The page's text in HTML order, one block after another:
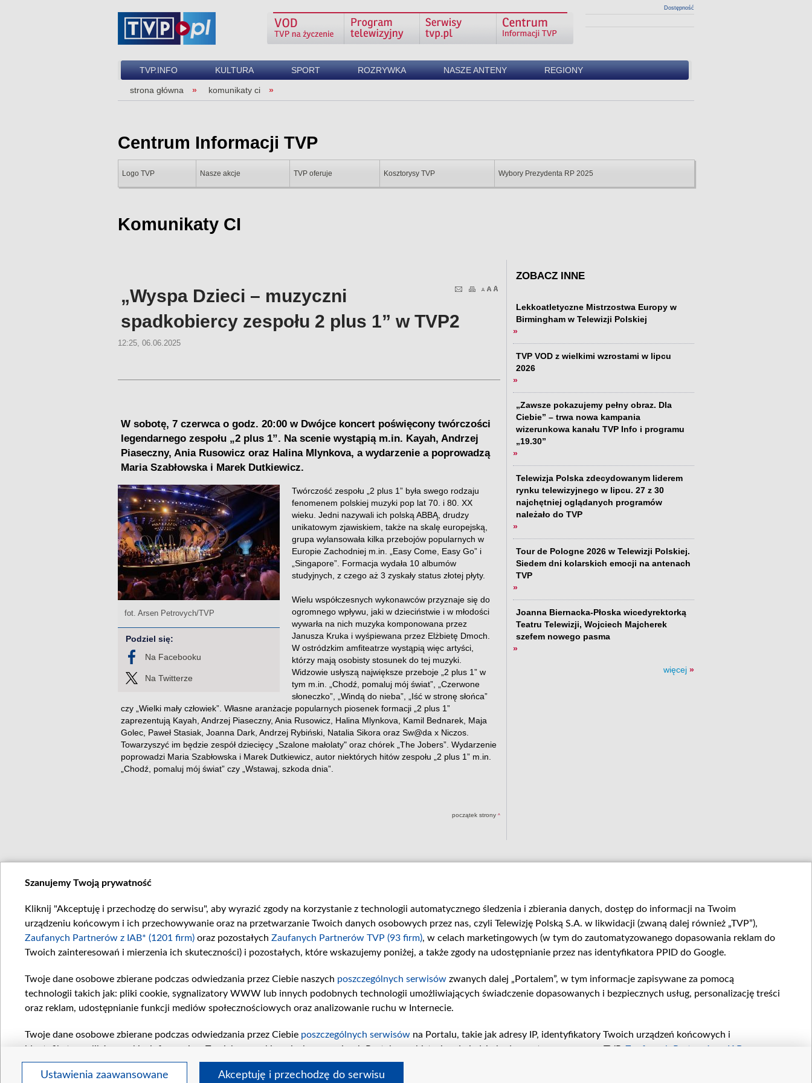
Dostępność
TVP.INFO KULTURA SPORT ROZRYWKA NASZE ANTENY REGIONY
strona główna komunikaty ci
Centrum Informacji TVP
Logo TVP Nasze akcje TVP oferuje Kosztorysy TVP Wybory Prezydenta RP 2025
Komunikaty CI
„Wyspa Dzieci – muzyczni
spadkobiercy zespołu 2 plus 1” w TVP2
12:25, 06.06.2025
W sobotę, 7 czerwca o godz. 20:00 w Dwójce koncert poświęcony twórczości
legendarnego zespołu „2 plus 1”. Na scenie wystąpią m.in. Kayah, Andrzej
Piaseczny, Ania Rusowicz oraz Halina Mlynkova, a wydarzenie a poprowadzą
Maria Szabłowska i Marek Dutkiewicz.
fot. Arsen Petrovych/TVP
Podziel się:
Na Facebooku
Na Twitterze
Twórczość zespołu „2 plus 1” była swego rodzaju
fenomenem polskiej muzyki pop lat 70. i 80. XX
wieku. Jedni nazywali ich polską ABBĄ, drudzy
unikatowym zjawiskiem, także na skalę europejską,
grupa wylansowała kilka przebojów popularnych w
Europie Zachodniej m.in. „Easy Come, Easy Go” i
„Singapore”. Formacja wydała 10 albumów
studyjnych, z czego aż 3 zyskały status złotej płyty.
Wielu współczesnych wykonawców przyznaje się do
ogromnego wpływu, jaki w dzieciństwie i w młodości
wywarła na nich muzyka komponowana przez
Janusza Kruka i wyśpiewana przez Elżbietę Dmoch.
W ostródzkim amfiteatrze wystąpią więc artyści,
którzy mają osobisty stosunek do tej muzyki.
Widzowie usłyszą największe przeboje „2 plus 1” w
tym m.in. „Chodź, pomaluj mój świat”, „Czerwone
słoneczko”, „Windą do nieba”, „Iść w stronę słońca”
czy „Wielki mały człowiek”. Własne aranżacje popularnych piosenek formacji „2 plus 1”
zaprezentują Kayah, Andrzej Piaseczny, Ania Rusowicz, Halina Mlynkova, Kamil Bednarek, Maja
Golec, Paweł Stasiak, Joanna Dark, Andrzej Rybiński, Natalia Sikora oraz Sw@da x Niczos.
Towarzyszyć im będzie zespół dziecięcy „Szalone małolaty" oraz chórek „The Jobers”. Wydarzenie
poprowadzi Maria Szabłowska i Marek Dutkiewicz, autor niektórych hitów zespołu „2 plus 1” m.in.
„Chodź, pomaluj mój świat” czy „Wstawaj, szkoda dnia”.
początek strony ^
ZOBACZ INNE
Lekkoatletyczne Mistrzostwa Europy w
Birmingham w Telewizji Polskiej
»
TVP VOD z wielkimi wzrostami w lipcu
2026
»
„Zawsze pokazujemy pełny obraz. Dla
Ciebie” – trwa nowa kampania
wizerunkowa kanału TVP Info i programu
„19.30”
»
Telewizja Polska zdecydowanym liderem
rynku telewizyjnego w lipcu. 27 z 30
najchętniej oglądanych programów
należało do TVP
»
Tour de Pologne 2026 w Telewizji Polskiej.
Siedem dni kolarskich emocji na antenach
TVP
»
Joanna Biernacka-Płoska wicedyrektorką
Teatru Telewizji, Wojciech Majcherek
szefem nowego pasma
»
więcej »
zobacz także
Abonament TVP
Zgłoś program (ROPAT)
Przetargi
Centrum Informacji TVP
Akademia Telewizyjna
Sklep TVP
Emisja w TVP
Oferta handlowa
Telegazeta ogłoszenia
Merchandising (znaki)
Kariera w TVP
regiony
Białystok
Gorzów Wlkp.
Katowice
Kraków
Olsztyn
Opole
Rzeszów
Wrocław
regulamin tvp.pl polityka prywatności moje zgody kontakt © 2014 Telewizja Polska S. A. w likwidacji
Szanujemy Twoją prywatność
Kliknij "Akceptuję i przechodzę do serwisu", aby wyrazić zgody na korzystanie z technologii automatycznego śledzenia i zbierania danych, dostęp do informacji na Twoim
urządzeniu końcowym i ich przechowywanie oraz na przetwarzanie Twoich danych osobowych przez nas, czyli Telewizję Polską S.A. w likwidacji (zwaną dalej również „TVP”),
Zaufanych Partnerów z IAB* (1201 firm) oraz pozostałych Zaufanych Partnerów TVP (93 firm), w celach marketingowych (w tym do zautomatyzowanego dopasowania reklam do
Twoich zainteresowań i mierzenia ich skuteczności) i pozostałych, które wskazujemy poniżej, a także zgody na udostępnianie przez nas identyfikatora PPID do Google.
Twoje dane osobowe zbierane podczas odwiedzania przez Ciebie naszych poszczególnych serwisów zwanych dalej „Portalem”, w tym informacje zapisywane za pomocą
technologii takich jak: pliki cookie, sygnalizatory WWW lub innych podobnych technologii umożliwiających świadczenie dopasowanych i bezpiecznych usług, personalizację treści
oraz reklam, udostępnianie funkcji mediów społecznościowych oraz analizowanie ruchu w Internecie.
Twoje dane osobowe zbierane podczas odwiedzania przez Ciebie poszczególnych serwisów na Portalu, takie jak adresy IP, identyfikatory Twoich urządzeń końcowych i
identyfikatory plików cookie, informacje o Twoich wyszukiwaniach w serwisach Portalu czy historia odwiedzin będą przetwarzane przez TVP, Zaufanych Partnerów z IAB
pozostałychZaufanych Partnerów TVP
dla realizacji następujących celów i funkcji: przechowywania informacji na urządzeniu lub dostęp do nich, wyboru podstawowych reklam,
wyboru spersonalizowanych reklam, tworzenia profilu spersonalizowanych reklam, tworzenia profilu spersonalizowanych treści, wyboru spersonalizowanych treści, pomiaru
Ustawienia zaawansowane Akceptuję i przechodzę do serwisu